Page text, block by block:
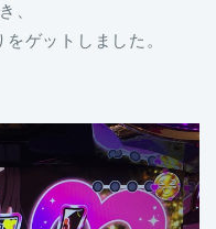
、
ゲットしました。